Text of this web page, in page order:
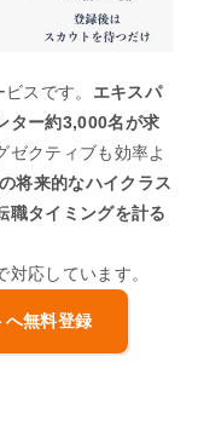
スです。 エキスパ
ター約3,000名が求
ゼクティブも効率よ
将来的なハイクラス
職タイミングを計る
応しています。
へ無料登録